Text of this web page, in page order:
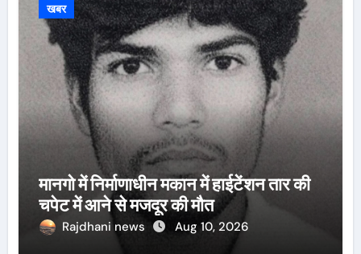
खबर
मानगो में निर्माणाधीन मकान में हाईटेंशन तार की
चपेट में आने से मजदूर की मौत
Rajdhani news Aug 10, 2026